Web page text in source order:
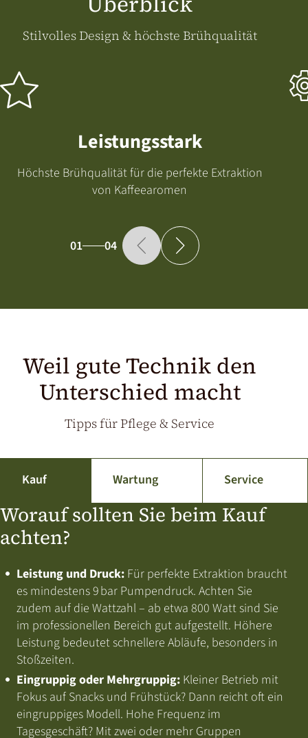
Stilvolles Design & höchste Brühqualität
Leistungsstark
Höchste Brühqualität für die perfekte Extraktion
von Kaffeearomen
01 04
Weil gute Technik den
Unterschied macht
Tipps für Pflege & Service
Kauf Wartung Service
Worauf sollten Sie beim Kauf
achten?
Leistung und Druck: Für perfekte Extraktion braucht
es mindestens 9 bar Pumpendruck. Achten Sie
zudem auf die Wattzahl – ab etwa 800 Watt sind Sie
im professionellen Bereich gut aufgestellt. Höhere
Leistung bedeutet schnellere Abläufe, besonders in
Stoßzeiten.
Eingruppig oder Mehrgruppig: Kleiner Betrieb mit
Fokus auf Snacks und Frühstück? Dann reicht oft ein
eingruppiges Modell. Hohe Frequenz im
Tagesgeschäft? Mit zwei oder mehr Gruppen